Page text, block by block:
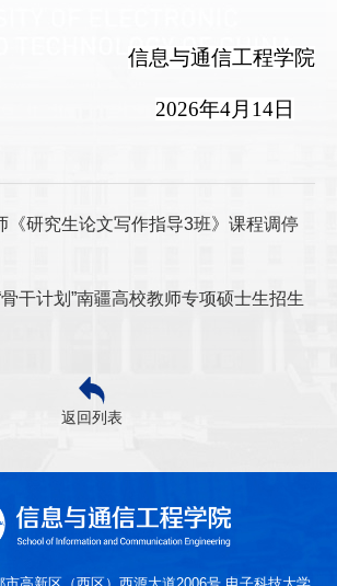
信息与通信工程学院
2026年4月14日
《研究生论文写作指导3班》课程调停
干计划”南疆高校教师专项硕士生招生
返回列表